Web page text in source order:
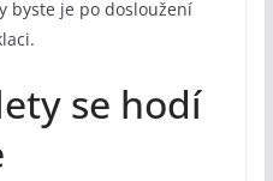
byste je po dosloužení
se hodí